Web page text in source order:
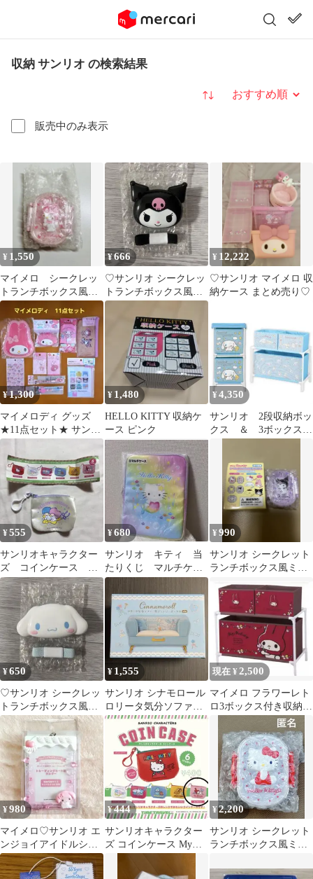
収納 サンリオ の検索結果
販売中のみ表示
並び替え
¥ 1,550
マイメロ シークレッ
トランチボックス風ミ
ニ小物入れ サンリ
オ レリーフ付きタイ
プ
¥666
♡サンリオ シークレッ
トランチボックス風ミ
ニ小物入れクロミ♡
¥ 12,222
♡サンリオ マイメロ 収
納ケース まとめ売り♡
¥1,300
マイメロディ グッズ
★11点セット★ サンリ
オ ★まとめ売り★新品
★匿名発送
¥ 1,480
HELLO KITTY 収納ケ
ース ピンク
¥4,350
サンリオ 2段収納ボッ
クス ＆ 3ボックス付
¥555
サンリオキャラクター
ズ コインケース リ
トルツインスターズ
キキララ ガチャ
¥680
サンリオ キティ 当
たりくじ マルチケー
ス
¥990
サンリオ シークレット
ランチボックス風ミニ
¥650
♡サンリオ シークレッ
トランチボックス風ミ
ニ小物入れシナモロー
ル♡
¥ 1,555
サンリオ シナモロール
ロリータ気分ソファー
型ジュエリーボックス
プライズ
現在 ¥ 2,500
マイメロ フラワーレト
ロ3ボックス付き収納ケ
ース マイメロディ
¥980
マイメロ♡サンリオ エ
ンジョイアイドルシリ
ーズ トレーディングカ
ード用ホルダー
¥444
サンリオキャラクター
ズ コインケース My
¥2,200
サンリオ シークレット
ランチボックス風ミニ